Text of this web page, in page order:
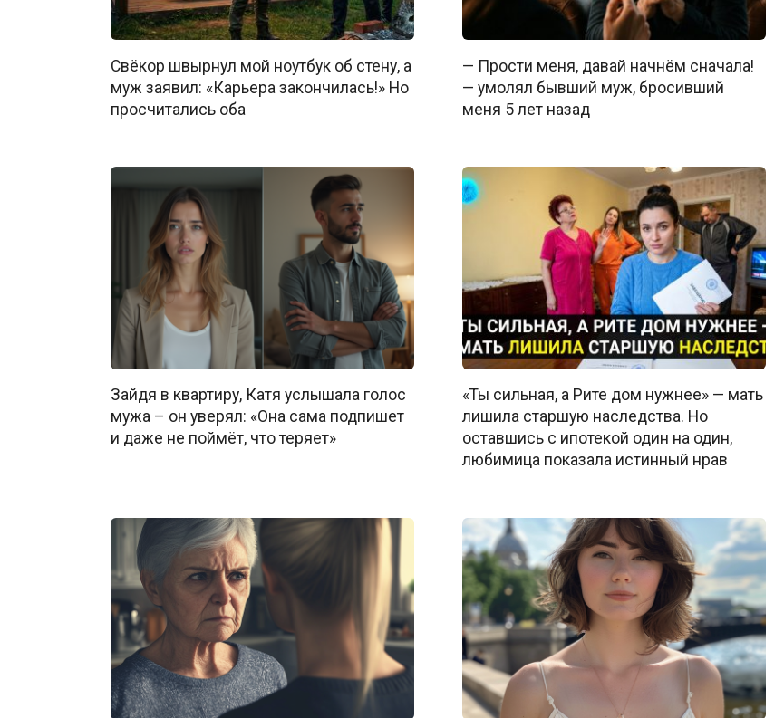
Свёкор швырнул мой ноутбук об стену, а
муж заявил: «Карьера закончилась!» Но
просчитались оба
— Прости меня, давай начнём сначала!
— умолял бывший муж, бросивший
меня 5 лет назад
Зайдя в квартиру, Катя услышала голос
мужа – он уверял: «Она сама подпишет
и даже не поймёт, что теряет»
«Ты сильная, а Рите дом нужнее» — мать
лишила старшую наследства. Но
оставшись с ипотекой один на один,
любимица показала истинный нрав